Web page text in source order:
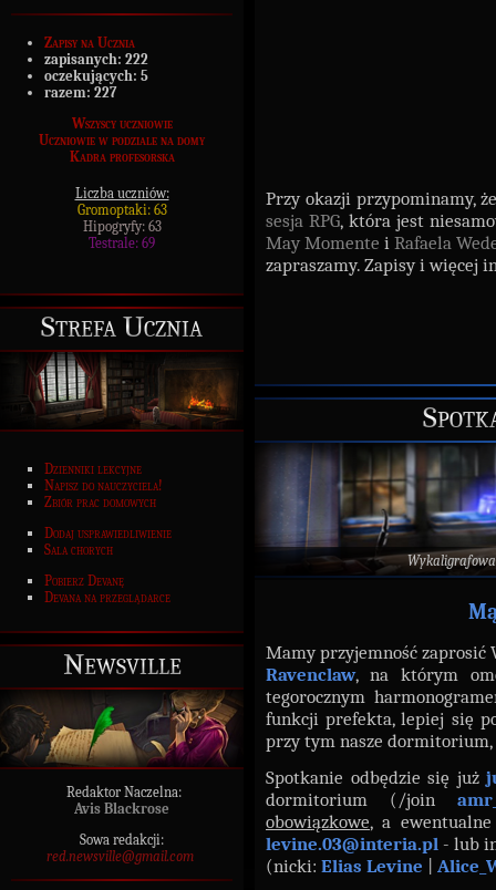
Zapisy na Ucznia
zapisanych: 222
oczekujących: 5
razem: 227
Wszyscy uczniowie
Uczniowie w podziale na domy
Kadra profesorska
Liczba uczniów:
Gromoptaki: 63
Hipogryfy: 63
Testrale: 69
Strefa Ucznia
Dzienniki lekcyjne
Napisz do nauczyciela!
Zbiór prac domowych
Dodaj usprawiedliwienie
Sala chorych
Pobierz Devanę
Devana na przeglądarce
Newsville
Redaktor Naczelna:
Avis Blackrose
Sowa redakcji:
red.newsville@gmail.com
Przy okazji przypominamy,
sesja RPG, która jest
May Momente iRafaela
zapraszamy. Zapisy i więcej
Mamy przyjemność zaprosić
Ravenclaw, na którym
tegorocznym
funkcji prefekta, lepiej się
przy tym nasze
Spotkanie odbędzie się już
dormitorium (/join
obowiązkowe, a
levine.03@interia.pl - lub
(nicki: Elias Levine